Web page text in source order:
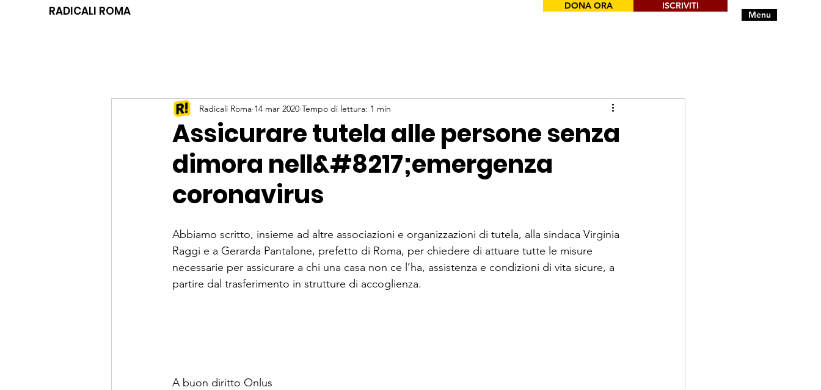
RADICALI ROMA Menu
DONA ORA ISCRIVITI
Assicurare tutela alle persone senza
dimora nell&#8217;emergenza
coronavirus
Radicali Roma 14 mar 2020 Tempo di lettura: 1 min
Abbiamo scritto, insieme ad altre associazioni e organizzazioni di tutela, alla sindaca Virginia
Raggi e a Gerarda Pantalone, prefetto di Roma, per chiedere di attuare tutte le misure
necessarie per assicurare a chi una casa non ce l’ha, assistenza e condizioni di vita sicure, a
partire dal trasferimento in strutture di accoglienza.
A buon diritto Onlus